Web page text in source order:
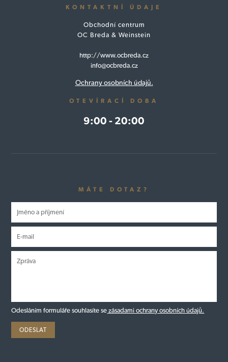
KONTAKTNÍ ÚDAJE
Obchodní centrum
OC Breda & Weinstein
http://www.ocbreda.cz
info@ocbreda.cz
Ochrany osobních údajů.
OTEVÍRACÍ DOBA
9:00 - 20:00
MÁTE DOTAZ?
Odesláním formuláře souhlasíte se zásadami ochrany osobních údajů.